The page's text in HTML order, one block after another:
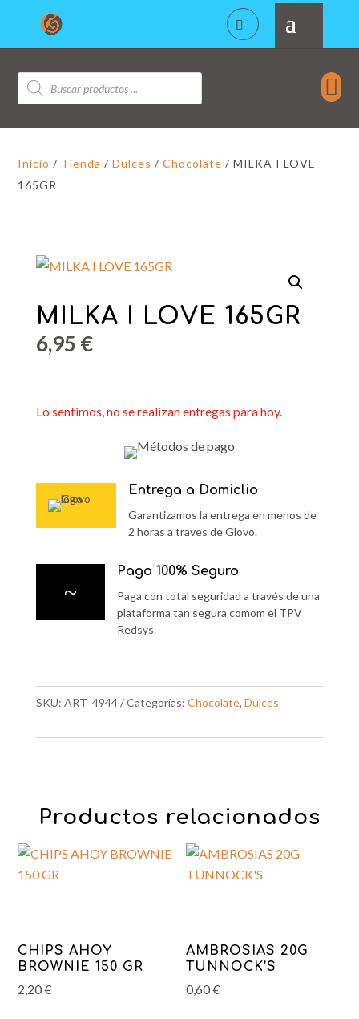
Búsqueda
de
productos

Inicio / Tienda /Dulces /Chocolate / MILKA I LOVE
165GR
MILKA I LOVE 165GR
6,95 €
Lo sentimos, no se realizan entregas para hoy.
Entrega a Domiclio
Garantizamos la entrega en menos de
2 horas a traves de Glovo.
~
Pago 100% Seguro
Paga con total seguridad a través de una
plataforma tan segura comom el TPV
Redsys.
SKU: ART_4944 Categorías: Chocolate, Dulces
Productos relacionados
CHIPS AHOY
BROWNIE 150 GR
2,20€
AMBROSIAS 20G
TUNNOCK’S
0,60€